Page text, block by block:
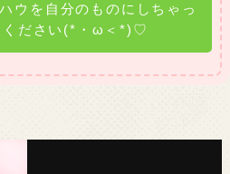
ウを自分のものにしちゃっ
ください(*・ω＜*)♡